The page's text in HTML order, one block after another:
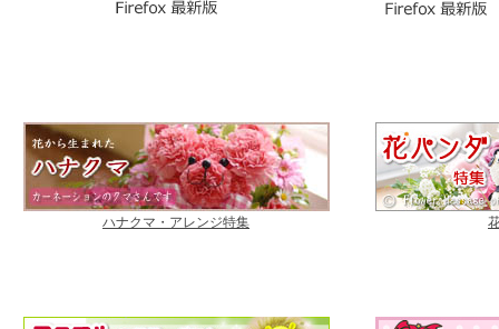
ハナクマ・アレンジ特集